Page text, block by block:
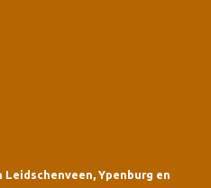
Ypenburg en